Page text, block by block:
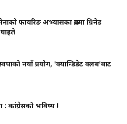
फायरिङ अभ्यासका क्रममा ग्रिनेड
नयाँ प्रयोग, 'क्यान्डिडेट क्लब'बाट
कांग्रेसको भविष्य !